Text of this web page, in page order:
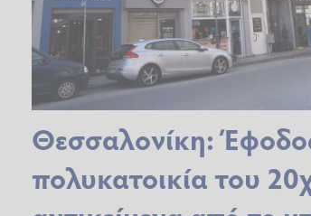
Θεσσαλονίκη:
πολυκατοικία του